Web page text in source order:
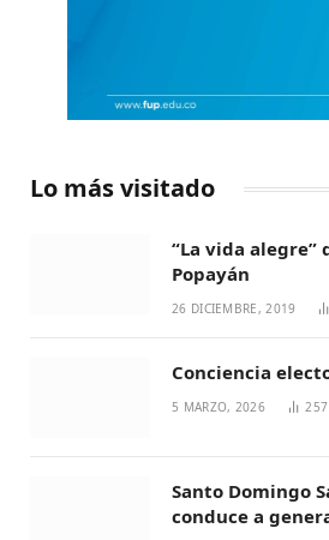
Lo más visitado
“La vida alegre”
Popayán
26 DICIEMBRE, 2019
Conciencia
5 MARZO, 2026
Santo Domingo
conduce a